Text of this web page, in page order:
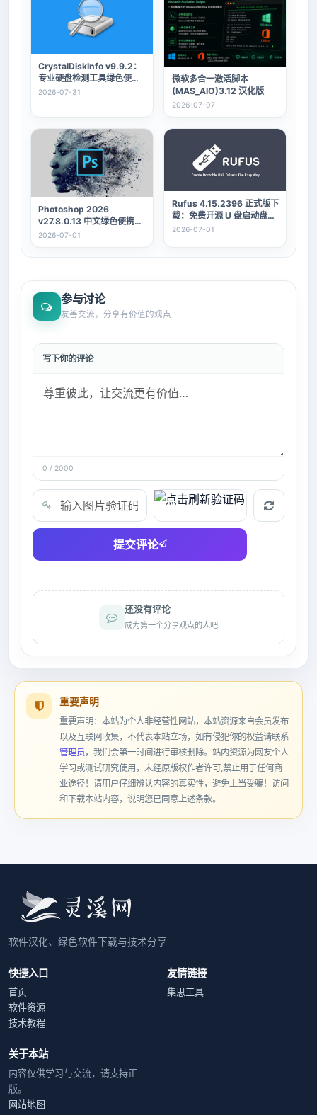
CrystalDiskInfo v9.9.2：
专业硬盘检测工具绿色便携
版
2026-07-31
微软多合一激活脚本
(MAS_AIO)3.12 汉化版
2026-07-07
Photoshop 2026
v27.8.0.13 中文绿色便携版
- 专业图片处理与AI修图工
具
2026-07-01
Rufus 4.15.2396 正式版下
载：免费开源 U 盘启动盘制
作工具。
2026-07-01
参与讨论
友善交流，分享有价值的观点
写下你的评论
0 / 2000
验证码
提交评论
还没有评论
成为第一个分享观点的人吧
重要声明
重要声明：本站为个人非经营性网站，本站资源来自会员发布
以及互联网收集，不代表本站立场，如有侵犯你的权益请联系
管理员 ，我们会第一时间进行审核删除。站内资源为网友个人
学习或测试研究使用，未经原版权作者许可,禁止用于任何商
业途径！请用户仔细辨认内容的真实性，避免上当受骗！访问
和下载本站内容，说明您已同意上述条款。
软件汉化、绿色软件下载与技术分享
快捷入口
首页
软件资源
技术教程
友情链接
集思工具
关于本站
内容仅供学习与交流，请支持正
版。
网站地图